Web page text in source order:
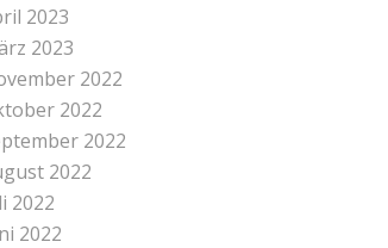
2023
2023
2022
2022
2022
2022
2022
2022